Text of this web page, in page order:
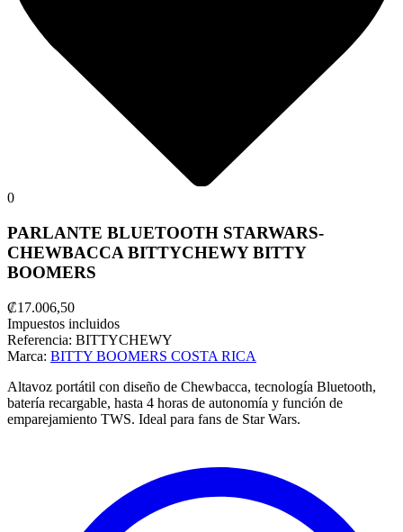
0
PARLANTE BLUETOOTH STARWARS-
CHEWBACCA BITTYCHEWY BITTY
BOOMERS
₡17.006,50
Impuestos incluidos
Referencia: BITTYCHEWY
Marca: BITTY BOOMERS COSTA RICA
Altavoz portátil con diseño de Chewbacca, tecnología Bluetooth,
batería recargable, hasta 4 horas de autonomía y función de
emparejamiento TWS. Ideal para fans de Star Wars.